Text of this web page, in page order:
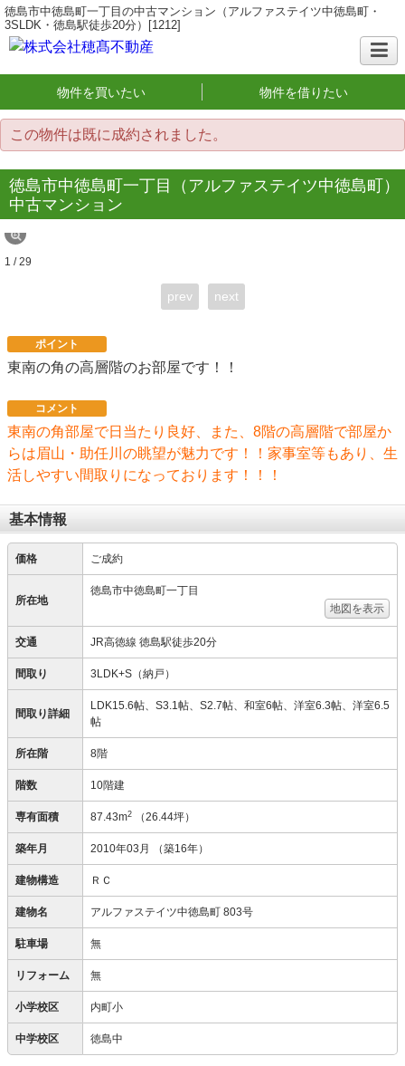
徳島市中徳島町一丁目の中古マンション（アルファステイツ中徳島町・
3SLDK・徳島駅徒歩20分）[1212]
物件を買いたい 物件を借りたい
この物件は既に成約されました。
徳島市中徳島町一丁目（アルファステイツ中徳島町）
中古マンション
1 / 29
prev next
ポイント
東南の角の高層階のお部屋です！！
コメント
東南の角部屋で日当たり良好、また、8階の高層階で部屋か
らは眉山・助任川の眺望が魅力です！！家事室等もあり、生
活しやすい間取りになっております！！！
基本情報
価格 ご成約
所在地
徳島市中徳島町一丁目
地図を表示
交通 JR高徳線 徳島駅徒歩20分
間取り 3LDK+S（納戸）
間取り詳細
LDK15.6帖、S3.1帖、S2.7帖、和室6帖、洋室6.3帖、洋室6.5
帖
所在階 8階
階数 10階建
専有面積 87.43m2 （26.44坪）
築年月 2010年03月 （築16年）
建物構造 ＲＣ
建物名 アルファステイツ中徳島町 803号
駐車場 無
リフォーム 無
小学校区 内町小
中学校区 徳島中